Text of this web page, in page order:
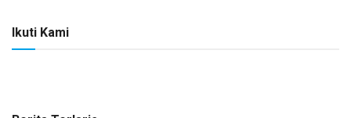
Ikuti Kami